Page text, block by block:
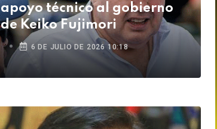
apoyo técnico al gobierno
de Keiko Fujimori
6 DE JULIO DE 2026 10:18